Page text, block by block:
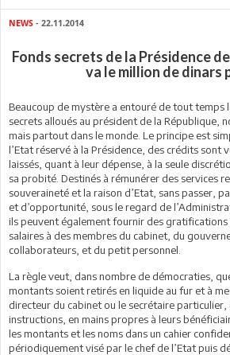
NEWS - 22.11.2014
Fonds secrets de la Présidence
va le million de dinars
Beaucoup de mystère a entouré de tout temps
secrets alloués au président de la République,
mais partout dans le monde. Le principe est
l’Etat réservé à la Présidence, des crédits sont
laissés, quant à leur dépense, à la seule
sa probité. Destinés à rémunérer des services
souveraineté et la raison d’Etat, sans passer,
et d’opportunité, sous le regard de
ils peuvent également fournir des
salaires à des membres du cabinet, du
collaborateurs, et du petit personnel.
La règle veut, dans nombre de démocraties,
montants soient retirés en liquide au fur et à
directeur du cabinet ou le secrétaire particulier,
instructions, en mains propres à leurs
les montants et les noms dans un cahier
périodiquement visé par le chef de l’Etat puis